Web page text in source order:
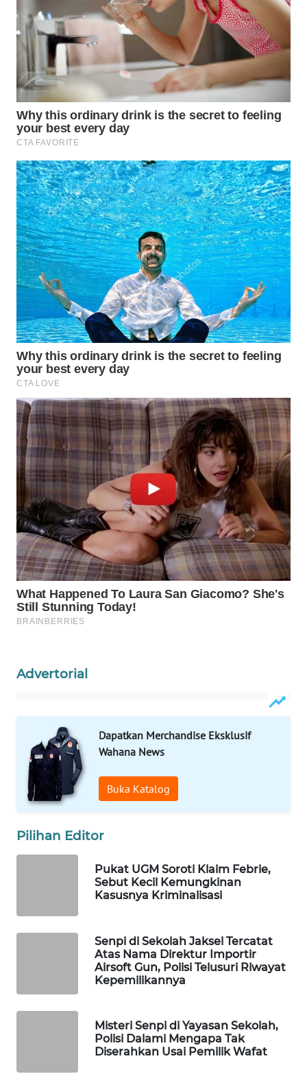
Advertorial
Dapatkan Merchandise Eksklusif
Wahana News
Buka Katalog
Pilihan Editor
Pukat UGM Soroti Klaim Febrie,
Sebut Kecil Kemungkinan
Kasusnya Kriminalisasi
Senpi di Sekolah Jaksel Tercatat
Atas Nama Direktur Importir
Airsoft Gun, Polisi Telusuri Riwayat
Kepemilikannya
Misteri Senpi di Yayasan Sekolah,
Polisi Dalami Mengapa Tak
Diserahkan Usai Pemilik Wafat
WN
PRIANGAN
TIMUR
WN
SEMARANG
WN
SOLO
WN
BOROBUDUR
WN
MADURA
WN
SURABAYA
WN
NATUNA
WN
WN
MANDALIKA
WN
LIKUPANG
WN
LABUANBAJO
WN
BORNEO
WAHANA
TANI
WAHANA
ADVOKAT
WAHANA
INFRASTRUKTUR
WAHANA